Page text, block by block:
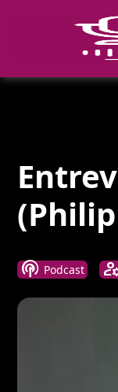
podcasts Podcast